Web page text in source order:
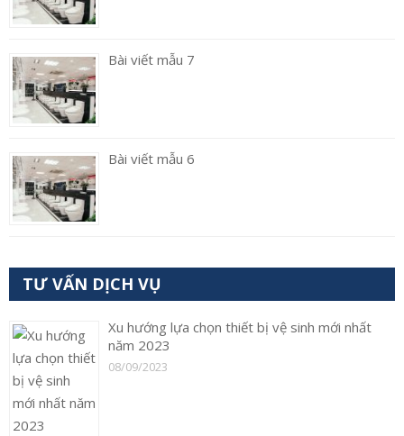
Bài viết mẫu 7
Bài viết mẫu 6
TƯ VẤN DỊCH VỤ
Xu hướng lựa chọn thiết bị vệ sinh mới nhất
năm 2023
08/09/2023